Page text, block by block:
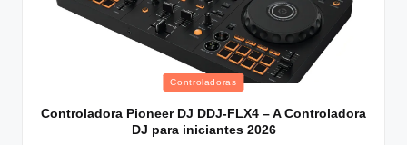
Posted
Controladoras
Controladora Pioneer DJ DDJ-FLX4 – A Controladora
DJ para iniciantes 2026